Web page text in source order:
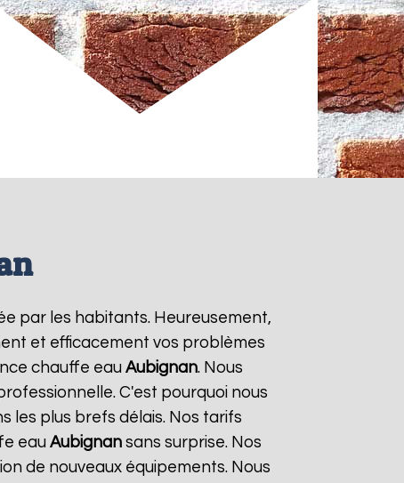
par les habitants. Heureusement,
et efficacement vos problèmes
chauffe eau Aubignan. Nous
C'est pourquoi nous
les plus brefs délais. Nos tarifs
eau Aubignan sans surprise. Nos
de nouveaux équipements. Nous